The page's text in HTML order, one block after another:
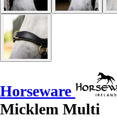
Horseware
Micklem Multi